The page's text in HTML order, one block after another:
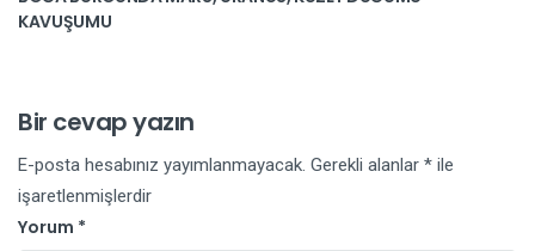
KAVUŞUMU
Bir cevap yazın
E-posta hesabınız yayımlanmayacak. Gerekli alanlar * ile
işaretlenmişlerdir
Yorum *